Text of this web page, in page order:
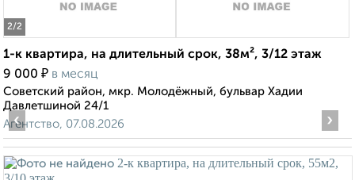
2/2
1-к квартира, на длительный срок, 38м², 3/12 этаж
9 000 ₽ в месяц
Советский район, мкр. Молодёжный, бульвар Хадии
Давлетшиной 24/1
Агентство, 07.08.2026
‹ ›